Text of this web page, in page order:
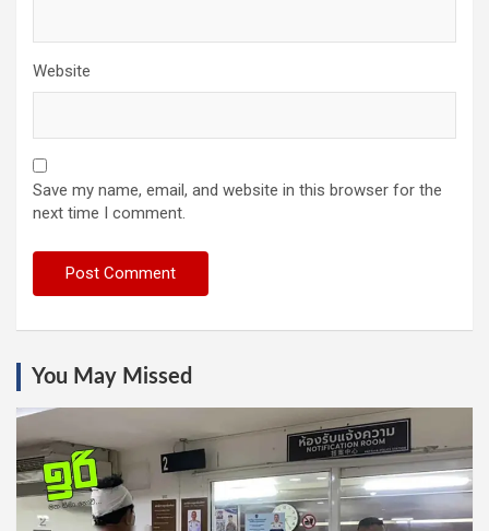
Website
Save my name, email, and website in this browser for the
next time I comment.
You May Missed